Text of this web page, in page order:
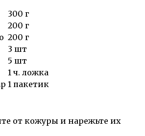
300 г
200 г
200 г
3 шт
5 шт
1 ч. ложка
1 пакетик
от кожуры и нарежьте их